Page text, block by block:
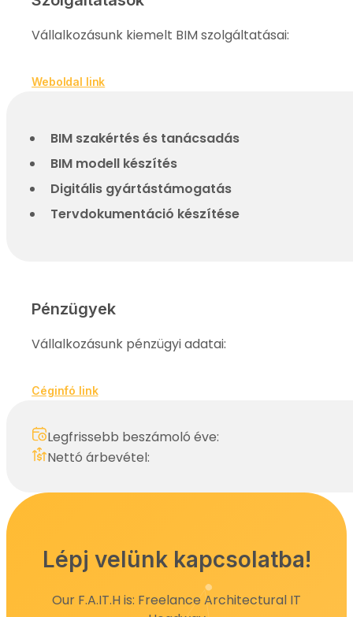
Vállalkozásunk kiemelt BIM szolgáltatásai:
Weboldal link
BIM szakértés és tanácsadás
BIM modell készítés
Digitális gyártástámogatás
Tervdokumentáció készítése
Pénzügyek
Vállalkozásunk pénzügyi adatai:
Céginfó link
Legfrissebb beszámoló éve:
Nettó árbevétel:
Lépj velünk kapcsolatba!
Our F.A.IT.H is: Freelance Architectural IT